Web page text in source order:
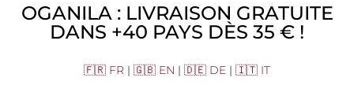
OGANILA : LIVRAISON GRATUITE
DANS +40 PAYS DÈS 35 € !
🇫🇷 FR | 🇬🇧 EN | 🇩🇪 DE | 🇮🇹 IT